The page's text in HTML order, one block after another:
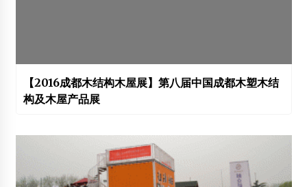
【2016成都木结构木屋展】第八届中国成都木塑木结
构及木屋产品展